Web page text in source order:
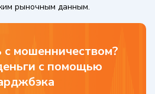
рыночным данным.
с мошенничеством?
с помощью